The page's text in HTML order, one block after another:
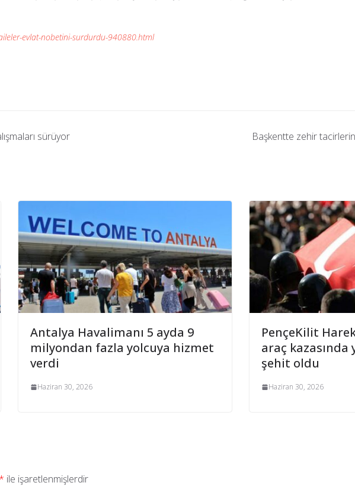
evlat-nobetini-surdurdu-940880.html
sürüyor Başkentte zehir
Antalya Havalimanı 5 ayda 9
milyondan fazla yolcuya hizmet
verdi
Haziran 30, 2026
PençeKilit
araç
şehit oldu
Haziran 30, 2026
* ile işaretlenmişlerdir